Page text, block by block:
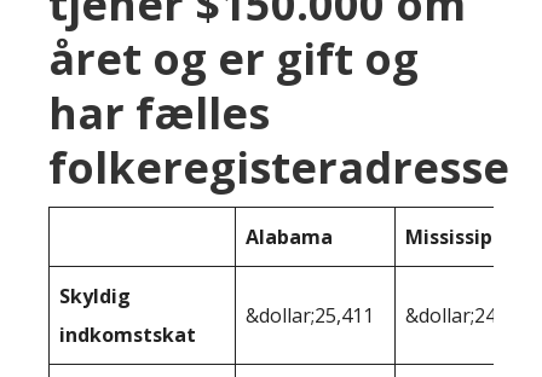
året og er gift og
har fælles
folkeregisteradresse
Alabama Mississippi
Skyldig
indkomstskat
&dollar;25,411 &dollar;24,906